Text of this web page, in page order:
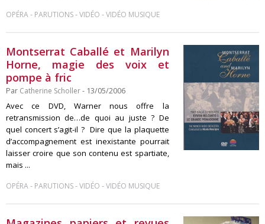
OPÉRA- PARUTIONS-VIDÉO -VIDÉO MUSIQUE
Montserrat Caballé et Marilyn
Horne, magie des voix et
pompe à fric
Par Catherine Scholler- 13/05/2006
Avec ce DVD, Warner nous offre la
retransmission de…de quoi au juste ? De
quel concert s’agit-il ? Dire que la plaquette
d’accompagnement est inexistante pourrait
laisser croire que son contenu est spartiate,
mais ...
OPÉRA- PARUTIONS-VIDÉO -VIDÉO MUSIQUE